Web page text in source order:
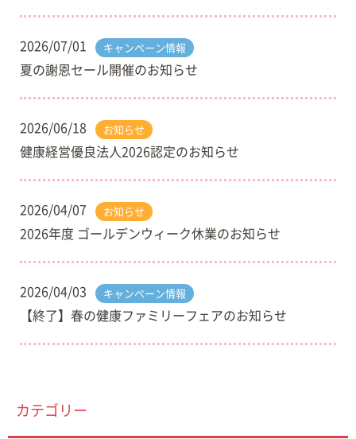
2026/07/01 キャンペーン情報
夏の謝恩セール開催のお知らせ
2026/06/18 お知らせ
健康経営優良法人2026認定のお知らせ
2026/04/07 お知らせ
2026年度 ゴールデンウィーク休業のお知らせ
2026/04/03 キャンペーン情報
【終了】春の健康ファミリーフェアのお知らせ
カテゴリー